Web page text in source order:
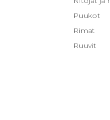
Puukot
Rimat
Ruuvit